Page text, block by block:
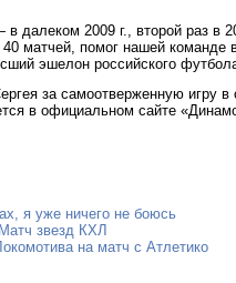
2009 г., второй раз в
матчей, помог нашей команде
эшелон российского
за самоотверженную игру
в официальном сайте
я уже ничего не боюсь
звезд КХЛ
на матч с Атлетико